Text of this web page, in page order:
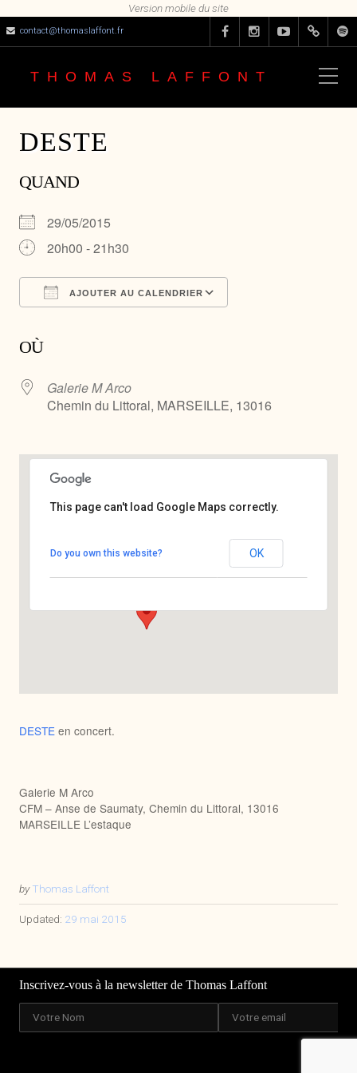
contact@thomaslaffont.fr
THOMAS LAFFONT
DESTE
QUAND
29/05/2015
20h00 - 21h30
AJOUTER AU CALENDRIER
OÙ
Galerie M Arco
Chemin du Littoral, MARSEILLE, 13016
Voir Évènements
This page can't load Google Maps correctly.
Do you own this website? OK
DESTE en concert.
Galerie M Arco
CFM – Anse de Saumaty, Chemin du Littoral, 13016
MARSEILLE L’estaque
by Thomas Laffont
Updated: 29 mai 2015
Inscrivez-vous à la newsletter de Thomas Laffont